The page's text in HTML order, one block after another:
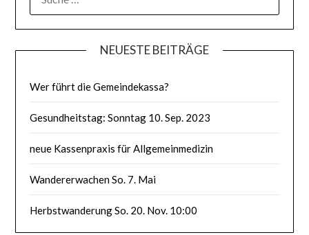
NACH:
NEUESTE BEITRÄGE
Wer führt die Gemeindekassa?
Gesundheitstag: Sonntag 10. Sep. 2023
neue Kassenpraxis für Allgemeinmedizin
Wandererwachen So. 7. Mai
Herbstwanderung So. 20. Nov. 10:00